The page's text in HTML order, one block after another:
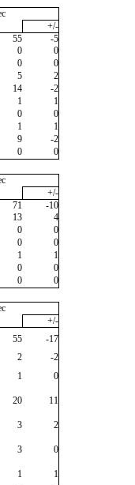
+/-
55
-5
0
0
0
0
5
2
14
-2
1
1
0
0
1
1
9
-2
0
0
+/-
71
-10
13
4
0
0
0
0
1
1
0
0
0
0
+/-
55
-17
2
-2
1
0
20
11
3
2
3
0
1
1